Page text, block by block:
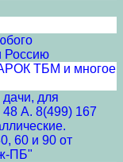
Россию
ТБМ и многое
для
А. 8(499) 167
60 и 90 от
ПБ"